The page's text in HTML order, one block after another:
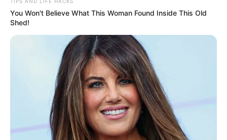
Suchen:
Auf einigen Seiten dieses Projektes sind Affiliate-
Angebote integriert. Wenn etwas darüber gebucht oder
gekauft wird, ist das eine Unterstützung, ohne dass sich
dadurch der Preis ändert.
TIPS AND LIFE HACKS
You Won't Believe What This Woman Found Inside This Old
Shed!